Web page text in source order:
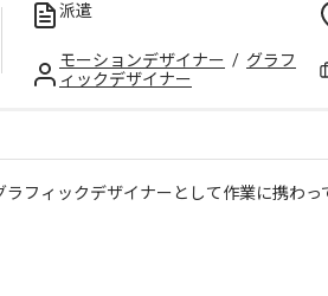
派遣
モーションデザイナー / グラフ
ィックデザイナー
フィックデザイナーとして作業に携わっ